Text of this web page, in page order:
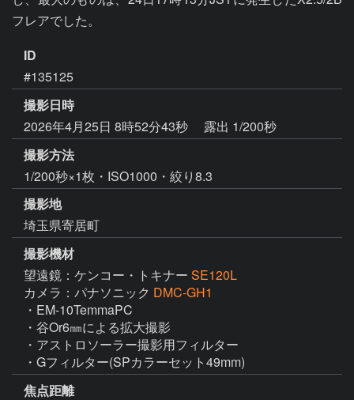
フレアでした。
ID
#135125
撮影日時
2026年4月25日 8時52分43秒
露出 1/200秒
撮影方法
1/200秒×1枚・ISO1000・絞り8.3
撮影地
埼玉県寄居町
撮影機材
望遠鏡：ケンコー・トキナー SE120L
カメラ：パナソニック DMC-GH1
・EM-10TemmaPC
・谷Or6㎜による拡大撮影
・アストロソーラー撮影用フィルター
・Gフィルター(SPカラーセット49mm)
焦点距離